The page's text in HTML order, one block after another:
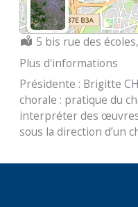
Localisation :
5 bis rue des
Plus d'informations
Présidente : Brigitte
chorale : pratique du
interpréter des
sous la direction d’un